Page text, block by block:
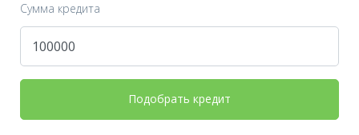
Сумма кредита
Подобрать кредит